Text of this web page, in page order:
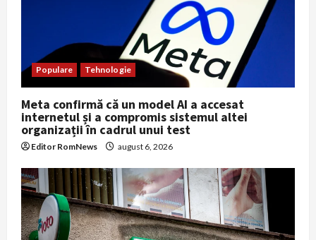
Populare Tehnologie
Meta confirmă că un model AI a accesat
internetul și a compromis sistemul altei
organizații în cadrul unui test
Editor RomNews august 6, 2026